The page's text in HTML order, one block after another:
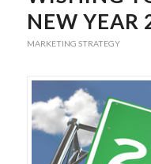
NEW YEAR
MARKETING STRATEGY